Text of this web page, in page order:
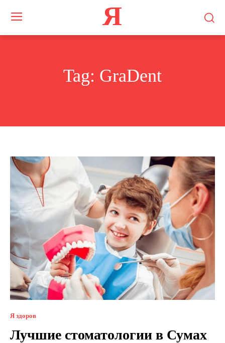
Я
Tag: GraDent
Я здоров
Лучшие стоматологии в Сумах